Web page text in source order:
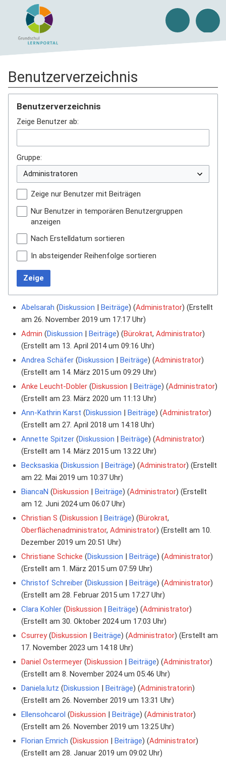
Benutzerverzeichnis
Benutzerverzeichnis
Zeige Benutzer ab:
Gruppe:
Zeige nur Benutzer mit Beiträgen
Nur Benutzer in temporären Benutzergruppen
anzeigen
Nach Erstelldatum sortieren
In absteigender Reihenfolge sortieren
Zeige
Abelsarah Diskussion Beiträge ‏‎ (Administrator) (Erstellt
am 26. November 2019 um 17:17 Uhr)
Admin Diskussion Beiträge ‏‎ (Bürokrat, Administrator)
(Erstellt am 13. April 2014 um 09:16 Uhr)
Andrea Schäfer Diskussion Beiträge ‏‎ (Administrator)
(Erstellt am 14. März 2015 um 09:29 Uhr)
Anke Leucht-Dobler Diskussion Beiträge ‏‎ (Administrator)
(Erstellt am 23. März 2020 um 11:13 Uhr)
Ann-Kathrin Karst Diskussion Beiträge ‏‎ (Administrator)
(Erstellt am 27. April 2018 um 14:18 Uhr)
Annette Spitzer Diskussion Beiträge ‏‎ (Administrator)
(Erstellt am 14. März 2015 um 13:22 Uhr)
Becksaskia Diskussion Beiträge ‏‎ (Administrator) (Erstellt
am 22. Mai 2019 um 10:37 Uhr)
BiancaN Diskussion Beiträge ‏‎ (Administrator) (Erstellt
am 12. Juni 2024 um 06:07 Uhr)
Christian S Diskussion Beiträge ‏‎ (Bürokrat,
Oberflächenadministrator, Administrator) (Erstellt am 10.
Dezember 2019 um 20:51 Uhr)
Christiane Schicke Diskussion Beiträge ‏‎ (Administrator)
(Erstellt am 1. März 2015 um 07:59 Uhr)
Christof Schreiber Diskussion Beiträge ‏‎ (Administrator)
(Erstellt am 28. Februar 2015 um 17:27 Uhr)
Clara Kohler Diskussion Beiträge ‏‎ (Administrator)
(Erstellt am 30. Oktober 2024 um 17:03 Uhr)
Csurrey Diskussion Beiträge ‏‎ (Administrator) (Erstellt am
17. November 2023 um 14:18 Uhr)
Daniel Ostermeyer Diskussion Beiträge ‏‎ (Administrator)
(Erstellt am 8. November 2024 um 05:46 Uhr)
Daniela.lutz Diskussion Beiträge ‏‎ (Administratorin)
(Erstellt am 26. November 2019 um 13:31 Uhr)
Ellensohcarol Diskussion Beiträge ‏‎ (Administrator)
(Erstellt am 26. November 2019 um 13:25 Uhr)
Florian Emrich Diskussion Beiträge ‏‎ (Administrator)
(Erstellt am 28. Januar 2019 um 09:02 Uhr)